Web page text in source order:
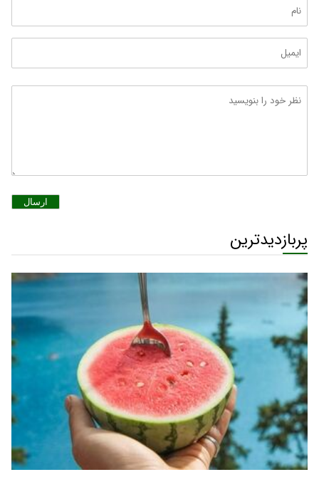
ارسال
پربازدیدترین